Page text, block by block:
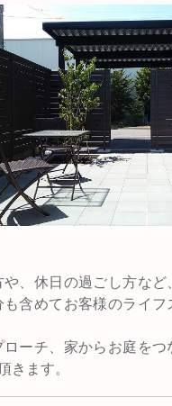
、休日の過ごし方など
含めてお客様のライ
ーチ、家からお庭をつ
ます。